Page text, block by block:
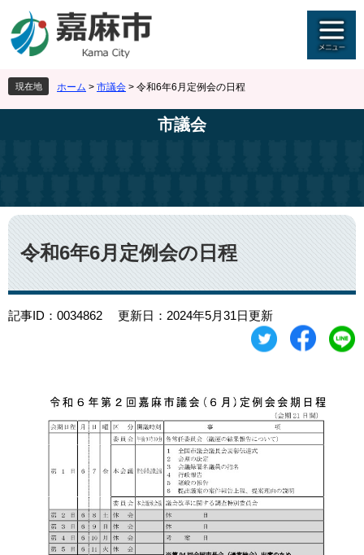
ジ
先
頭
で
ュ
を
飛
ば
現在地 ホーム > 市議会 > 令和6年6月定例会の日程
市議会
本
文
令和6年6月定例会の日程
記事ID：0034862 更新日：2024年5月31日更新